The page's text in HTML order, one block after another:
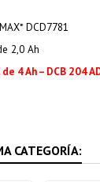
DCD7781
2,0 Ah
4 Ah – DCB 204
CATEGORÍA: